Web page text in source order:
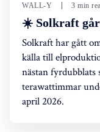
WALL-Y 3 min
☀️ Solkraft går
Solkraft har gått
källa till
nästan fyrdubblats
terawattimmar
april 2026.